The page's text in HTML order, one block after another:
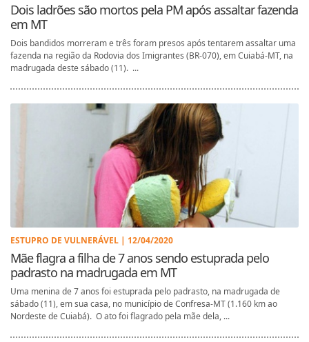
Dois ladrões são mortos pela PM após assaltar fazenda
em MT
Dois bandidos morreram e três foram presos após tentarem assaltar uma
fazenda na região da Rodovia dos Imigrantes (BR-070), em Cuiabá-MT, na
madrugada deste sábado (11). ...
ESTUPRO DE VULNERÁVEL | 12/04/2020
Mãe flagra a filha de 7 anos sendo estuprada pelo
padrasto na madrugada em MT
Uma menina de 7 anos foi estuprada pelo padrasto, na madrugada de
sábado (11), em sua casa, no município de Confresa-MT (1.160 km ao
Nordeste de Cuiabá). O ato foi flagrado pela mãe dela, ...